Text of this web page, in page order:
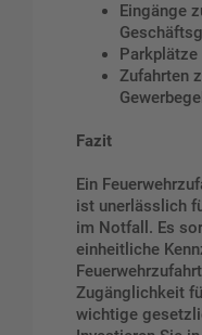
Eingänge
Zufahrten
Fazit
Ein
ist unerlässlich
im Notfall. Es
einheitliche
Zugänglichkeit
wichtige